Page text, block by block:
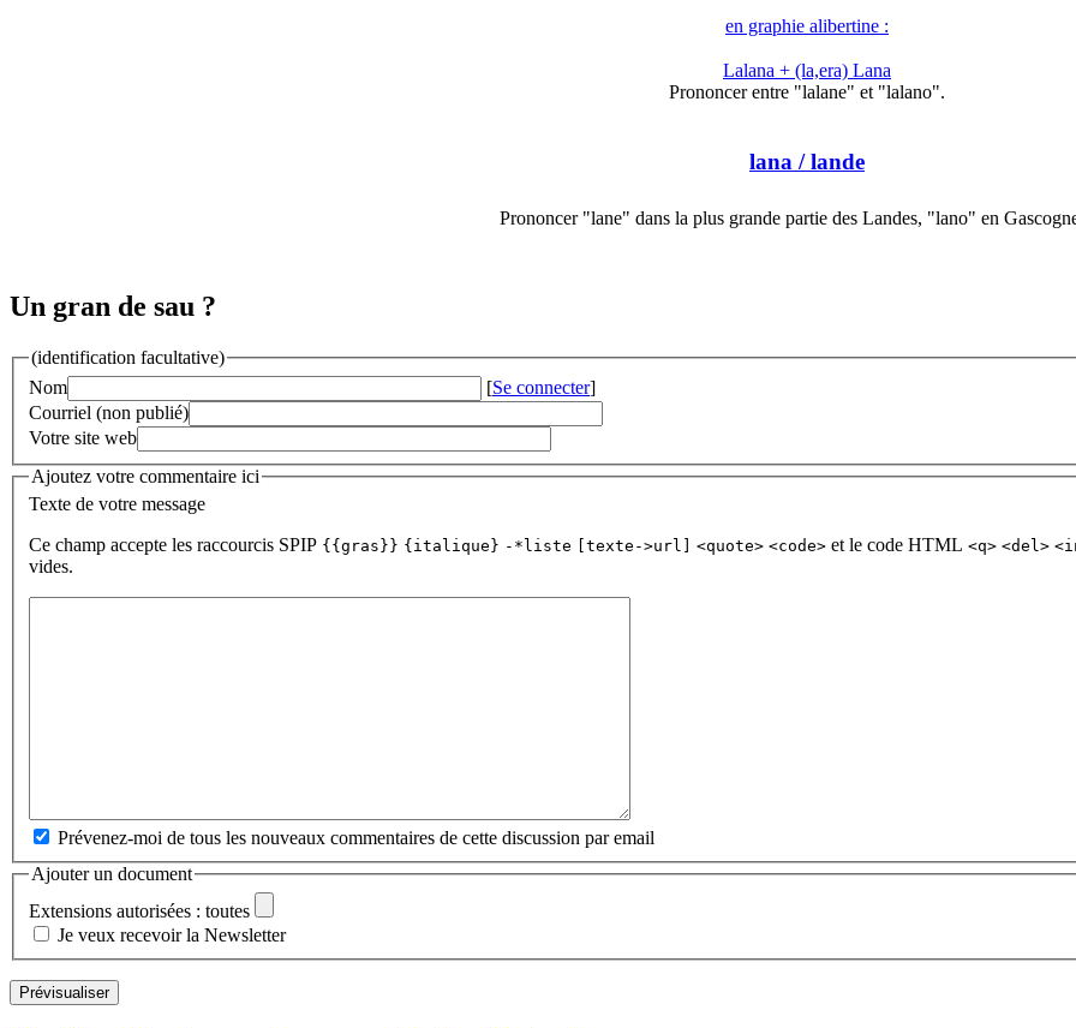
en graphie alibertine :
Lalana + (la,era) Lana
Prononcer entre "lalane" et "lalano".
lana / lande
Prononcer "lane" dans la plus grande partie des Landes, "lano" en
Un gran de sau ?
(identification facultative)
Nom
[Se connecter]
Courriel (non publié)
Votre site web
Ajoutez votre commentaire ici
Texte de votre message
Ce champ accepte les raccourcis SPIP {{gras}} {italique} -*liste [texte->url] <quote> <code> et le code HTML <q> <del>
vides.
Prévenez-moi de tous les nouveaux commentaires de cette discussion par email
Ajouter un document
Extensions autorisées : toutes
Je veux recevoir la Newsletter